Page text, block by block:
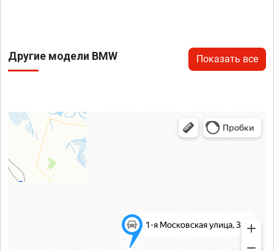
Другие модели BMW Показать все